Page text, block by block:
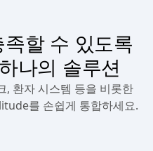
할 수 있도록
나의 솔루션
, 환자 시스템 등을 비롯한
를 손쉽게 통합하세요.